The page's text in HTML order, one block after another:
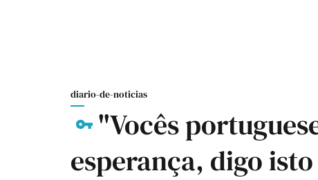
diario-de-noticias
"Vocês
esperança, digo